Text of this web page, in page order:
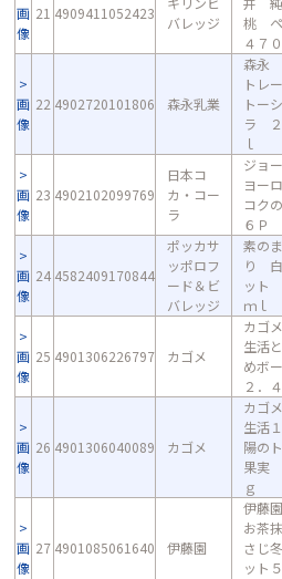
画
像
21 4909411052423
バレッジ
桃
４７
画
像
22 4902720101806 森永乳業
森永
トレ
トー
ラ
ｌ
画
像
23 4902102099769
日本コ
カ・コー
ラ
ジョ
ヨー
コク
６Ｐ
画
像
24 4582409170844
ポッカサ
ッポロフ
ード＆ビ
バレッジ
素の
り
ット
ｍｌ
画
像
25 4901306226797 カゴメ
カゴ
生活
めボ
２．４
画
像
26 4901306040089 カゴメ
カゴ
生活
陽の
果実
ｇ
画
像
27 4901085061640 伊藤園
伊藤
お茶
さじ
ット